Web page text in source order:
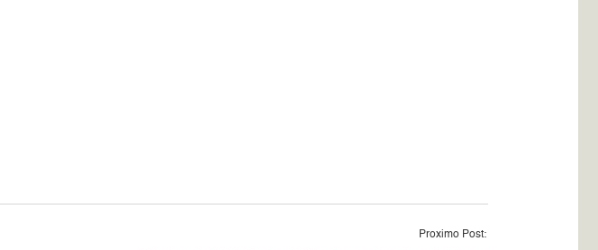
Proximo Post: